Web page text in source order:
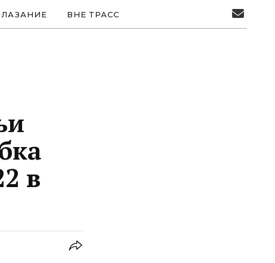
ВНЕ ТРАСС
в